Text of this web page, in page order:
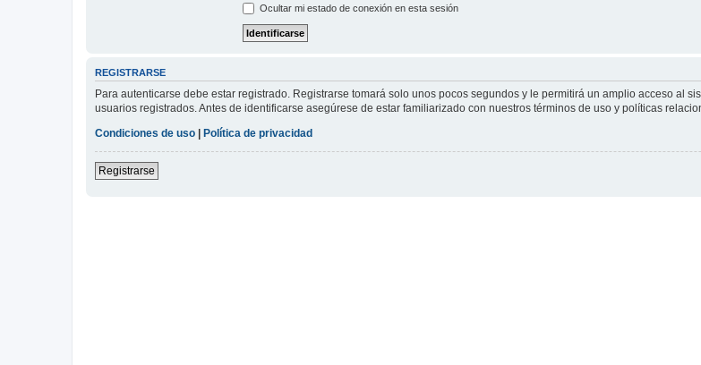
Ocultar mi estado de conexión en esta sesión
REGISTRARSE
Para autenticarse debe estar registrado. Registrarse tomará solo unos pocos segundos y le permitirá un amplio acceso al
usuarios registrados. Antes de identificarse asegúrese de estar familiarizado con nuestros términos de uso y políticas
Condiciones de uso | Política de privacidad
Registrarse